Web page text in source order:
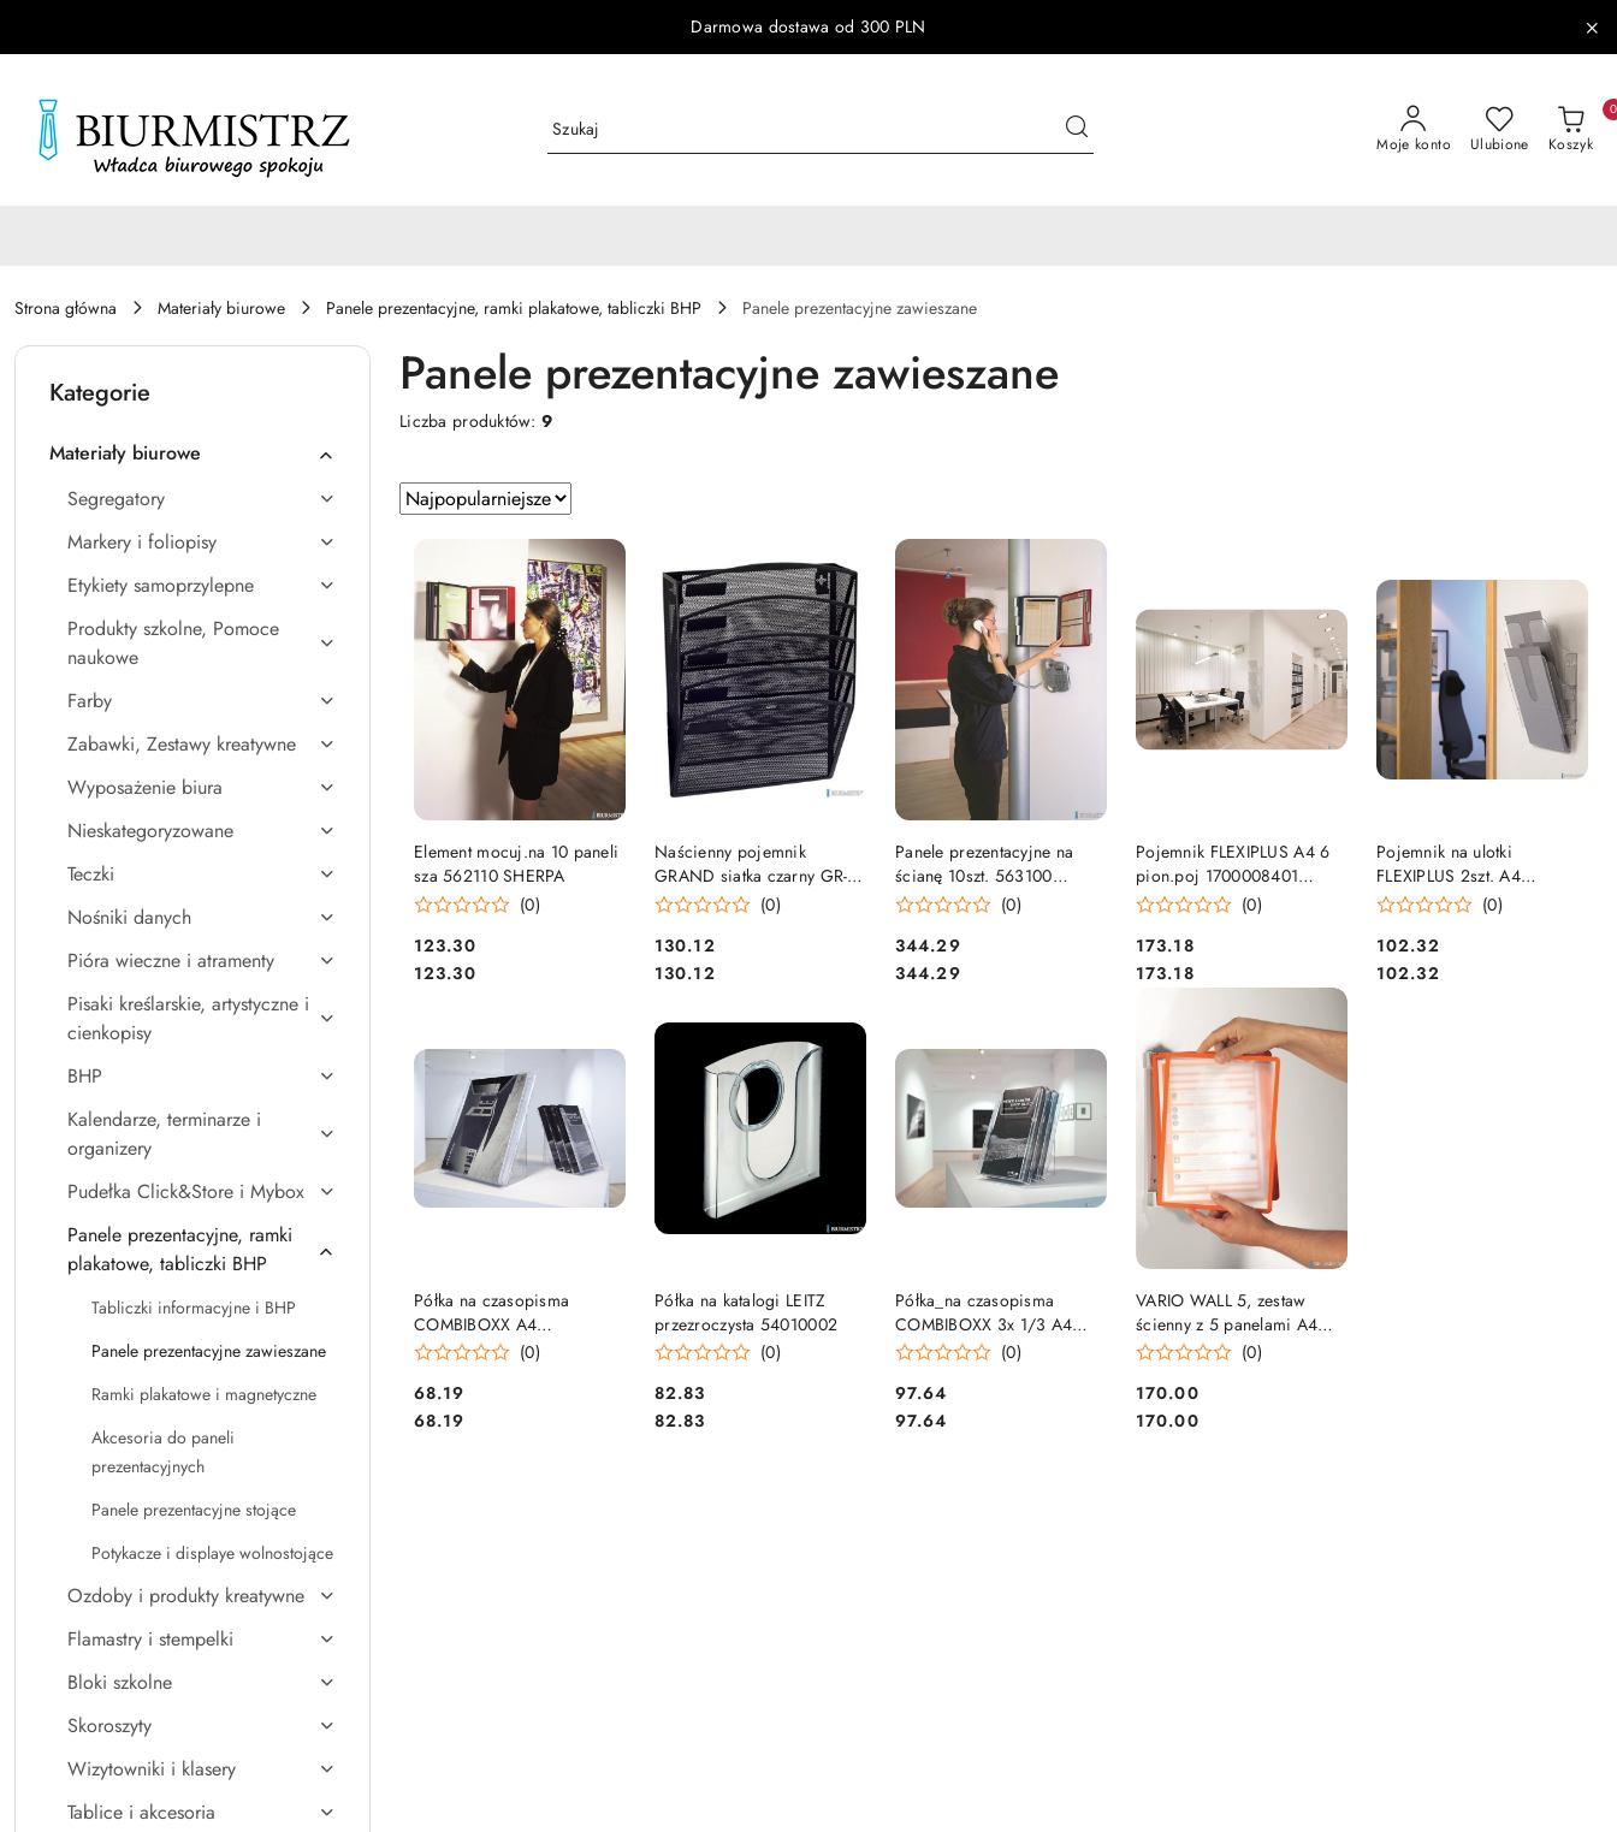
Darmowa dostawa od 300 PLN
Moje konto Ulubione Koszyk
0
Strona główna Materiały biurowe Panele prezentacyjne, ramki plakatowe, tabliczki BHP Panele prezentacyjne zawieszane
Kategorie
Materiały biurowe
Segregatory
Markery i foliopisy
Etykiety samoprzylepne
Produkty szkolne, Pomoce
naukowe
Farby
Zabawki, Zestawy kreatywne
Wyposażenie biura
Nieskategoryzowane
Teczki
Nośniki danych
Pióra wieczne i atramenty
Pisaki kreślarskie, artystyczne i
cienkopisy
BHP
Kalendarze, terminarze i
organizery
Pudełka Click&Store i Mybox
Panele prezentacyjne, ramki
plakatowe, tabliczki BHP
Tabliczki informacyjne i BHP
Panele prezentacyjne zawieszane
Ramki plakatowe i magnetyczne
Akcesoria do paneli
prezentacyjnych
Panele prezentacyjne stojące
Potykacze i displaye wolnostojące
Ozdoby i produkty kreatywne
Flamastry i stempelki
Bloki szkolne
Skoroszyty
Wizytowniki i klasery
Tablice i akcesoria
Panele prezentacyjne zawieszane
Liczba produktów:9
Zastosowano
sortowanie:
Najpopularniejsze.
Sortuj
według
Element mocuj.na 10 paneli
sza 562110 SHERPA
(0)
Cena:
123.30
Cena:
123.30
DO KOSZYKA
Naścienny pojemnik
GRAND siatka czarny GR-
080 120-1487 (0)
Cena:
130.12
Cena:
130.12
DO KOSZYKA
Panele prezentacyjne na
ścianę 10szt. 563100
DURABLE SHERPA SOHO
(0)
Cena:
344.29
Cena:
344.29
DO KOSZYKA
Pojemnik FLEXIPLUS A4 6
pion.poj 1700008401
przezroczysty DURABLE
(0)
Cena:
173.18
Cena:
173.18
DO KOSZYKA
Pojemnik na ulotki
FLEXIPLUS 2szt. A4
pionowy przezroczysty
(0)
Cena:
102.32
Cena:
102.32
DO KOSZYKA
Półka na czasopisma
COMBIBOXX A4
przezroczysta DURABLE
(0)
Cena:
68.19
Cena:
68.19
DO KOSZYKA
Półka na katalogi LEITZ
przezroczysta 54010002
(0)
Cena:
82.83
Cena:
82.83
DO KOSZYKA
Półka_na czasopisma
COMBIBOXX 3x 1/3 A4
DURABLE 8599-19
(0)
Cena:
97.64
Cena:
97.64
DO KOSZYKA
VARIO WALL 5, zestaw
ścienny z 5 panelami A4
Pomarańczowy 555109
(0)
Cena:
170.00
Cena:
170.00
DO KOSZYKA